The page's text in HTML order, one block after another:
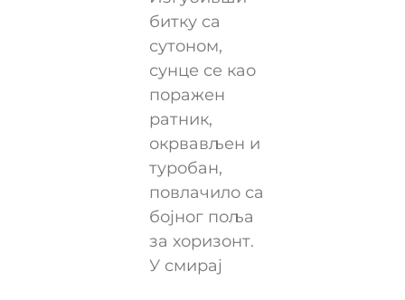
битку са
сутоном,
сунце се као
поражен
ратник,
окрвављен и
туробан,
повлачило са
бојног поља
за хоризонт.
У смирај